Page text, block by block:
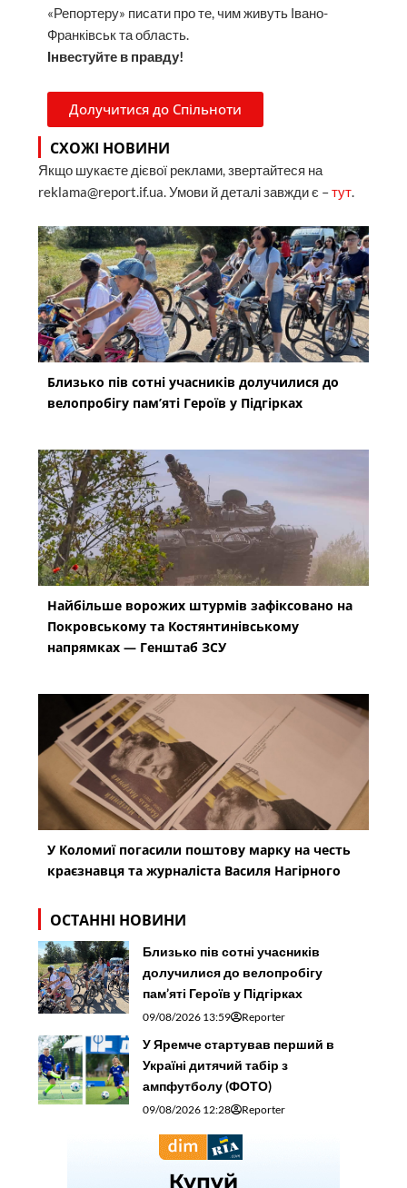
«Репортеру» писати про те, чим живуть Івано-
Франківськ та область.
Інвестуйте в правду!
Долучитися до Спільноти
СХОЖІ НОВИНИ
Якщо шукаєте дієвої реклами, звертайтеся на
reklama@report.if.ua. Умови й деталі завжди є –тут.
Близько пів сотні учасників долучилися до
велопробігу пам’яті Героїв у Підгірках
Найбільше ворожих штурмів зафіксовано на
Покровському та Костянтинівському
напрямках — Генштаб ЗСУ
У Коломиї погасили поштову марку на честь
краєзнавця та журналіста Василя Нагірного
ОСТАННІ НОВИНИ
Близько пів сотні учасників
долучилися до велопробігу
пам’яті Героїв у Підгірках
09/08/2026 13:59 Reporter
У Яремче стартував перший в
Україні дитячий табір з
ампфутболу (ФОТО)
09/08/2026 12:28 Reporter